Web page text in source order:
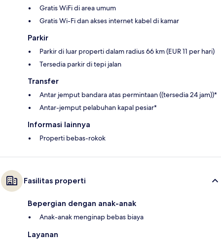
Gratis WiFi di area umum
Gratis Wi-Fi dan akses internet kabel di kamar
Parkir
Parkir di luar properti dalam radius 66 km (EUR 11 per hari)
Tersedia parkir di tepi jalan
Transfer
Antar jemput bandara atas permintaan ((tersedia 24 jam))*
Antar-jemput pelabuhan kapal pesiar*
Informasi lainnya
Properti bebas-rokok
Fasilitas properti
Bepergian dengan anak-anak
Anak-anak menginap bebas biaya
Layanan